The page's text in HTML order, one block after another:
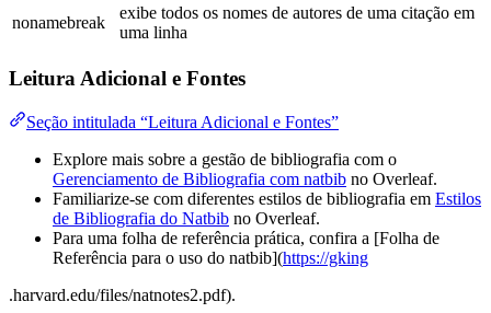
nonamebreak
exibe todos os nomes de autores de uma citação em
uma linha
Leitura Adicional e Fontes
Seção intitulada “Leitura Adicional e Fontes”
Explore mais sobre a gestão de bibliografia com o
Gerenciamento de Bibliografia com natbib no Overleaf.
Familiarize-se com diferentes estilos de bibliografia em Estilos
de Bibliografia do Natbib no Overleaf.
Para uma folha de referência prática, confira a [Folha de
Referência para o uso do natbib](https://gking
.harvard.edu/files/natnotes2.pdf).